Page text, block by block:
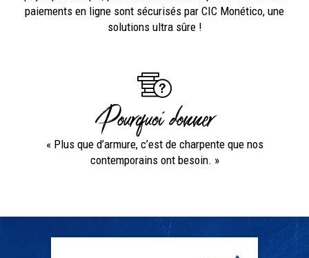
paiements en ligne sont sécurisés par CIC Monético, une
solutions ultra sûre !
Pourquoi donner
« Plus que d’armure, c’est de charpente que nos
contemporains ont besoin. »